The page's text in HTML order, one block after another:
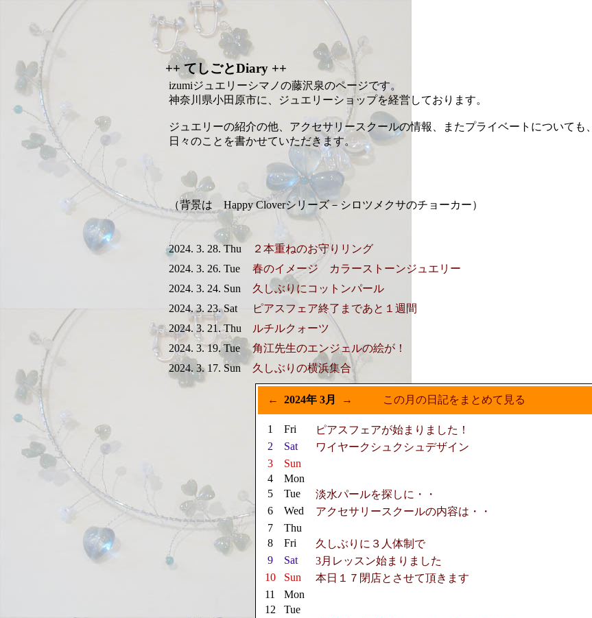
++ てしごとDiary ++
izumiジュエリーシマノの藤沢泉のページです。
神奈川県小田原市に、ジュエリーショップを経営しております。
ジュエリーの紹介の他、アクセサリースクールの情報、またプライベートについても、
日々のことを書かせていただきます。
（背景は Happy Cloverシリーズ－シロツメクサのチョーカー）
2024. 3. 28. Thu
２本重ねのお守りリング
2024. 3. 26. Tue
春のイメージ カラーストーンジュエリー
2024. 3. 24. Sun
久しぶりにコットンパール
2024. 3. 23. Sat
ピアスフェア終了まであと１週間
2024. 3. 21. Thu
ルチルクォーツ
2024. 3. 19. Tue
角江先生のエンジェルの絵が！
2024. 3. 17. Sun
久しぶりの横浜集合
← 2024年 3月 → この月の日記をまとめて見る
1 Fri
ピアスフェアが始まりました！
2
Sat
ワイヤークシュクシュデザイン
3
Sun
4
Mon
5
Tue
淡水パールを探しに・・
6
Wed
アクセサリースクールの内容は・・
7
Thu
8
Fri
久しぶりに３人体制で
9
Sat
3月レッスン始まりました
10
Sun
本日１７閉店とさせて頂きます
11
Mon
12
Tue